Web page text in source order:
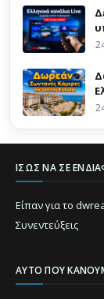
ΊΣΩΣ ΝΑ ΣΕ
Είπαν για το
Συνεντεύξεις
ΑΥΤΌ ΠΟΥ